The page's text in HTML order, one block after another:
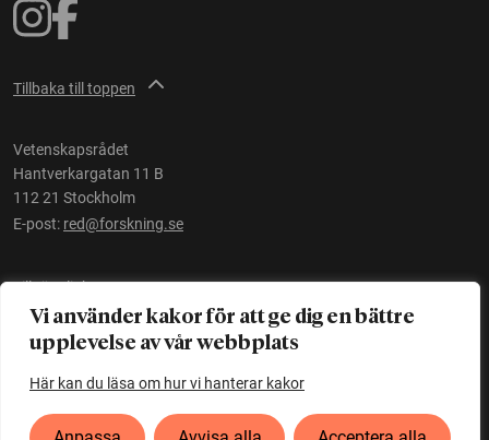
Vi använder kakor för att ge dig en bättre
upplevelse av vår webbplats
Här kan du läsa om hur vi hanterar kakor
Tillbaka till toppen
Vetenskapsrådet
Hantverkargatan 11 B
112 21 Stockholm
E-post: red@forskning.se
Tillgänglighet
Ett initiativ avVetenskapsrådet